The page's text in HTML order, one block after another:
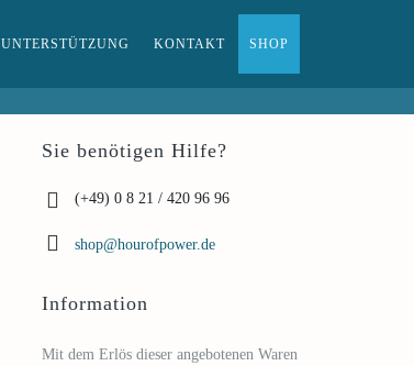
UNTERSTÜTZUNG KONTAKT SHOP
Sie benötigen Hilfe?
(+49) 0 8 21 / 420 96 96
shop@hourofpower.de
Information
Mit dem Erlös dieser angebotenen Waren